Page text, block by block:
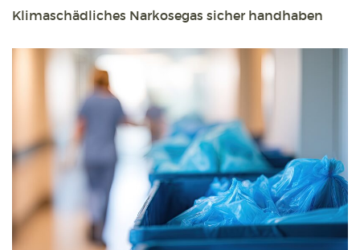
Klimaschädliches Narkosegas sicher handhaben